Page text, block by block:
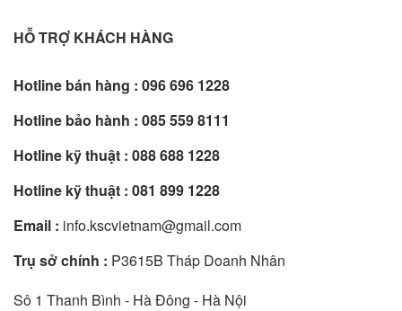
HỖ TRỢ KHÁCH HÀNG
Hotline bán hàng : 096 696 1228
Hotline bảo hành : 085 559 8111
Hotline kỹ thuật : 088 688 1228
Hotline kỹ thuật : 081 899 1228
Email : info.kscvietnam@gmail.com
Trụ sở chính : P3615B Tháp Doanh Nhân
Sô 1 Thanh Bình - Hà Đông - Hà Nội